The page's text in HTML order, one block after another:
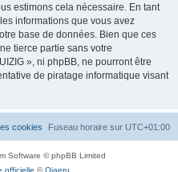
estimons cela nécessaire. En tant
informations que vous avez
base de données. Bien que ces
tierce partie sans votre
», ni phpBB, ne pourront être
de piratage informatique visant
Fuseau horaire sur UTC+01:00
cookies
Software © phpBB Limited
officielle ©Qiaeru